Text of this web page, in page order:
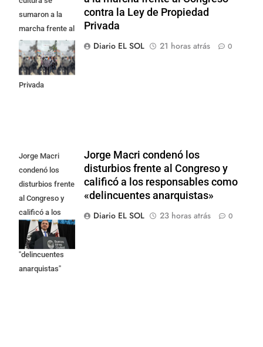
sumaron a la
marcha frente al
Congreso contra
la Ley de
Propiedad
Privada
contra la Ley de Propiedad
Privada
Diario EL SOL
21 horas atrás 0
Jorge Macri
condenó los
disturbios frente
al Congreso y
calificó a los
responsables
como
"delincuentes
anarquistas"
Jorge Macri condenó los
disturbios frente al Congreso y
calificó a los responsables como
«delincuentes anarquistas»
Diario EL SOL
23 horas atrás 0